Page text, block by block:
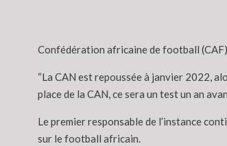
Confédération africaine de football
“La CAN est repoussée à janvier 2022,
place de la CAN, ce sera un test un an
Le premier responsable de l’instance
sur le football africain.